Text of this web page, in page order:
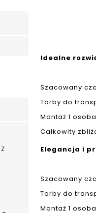
Idealne
Szacowany
Torby do
Montaż 1 osoba
Całkowity
Elegancja i
Szacowany
Torby do
Montaż 1 osoba